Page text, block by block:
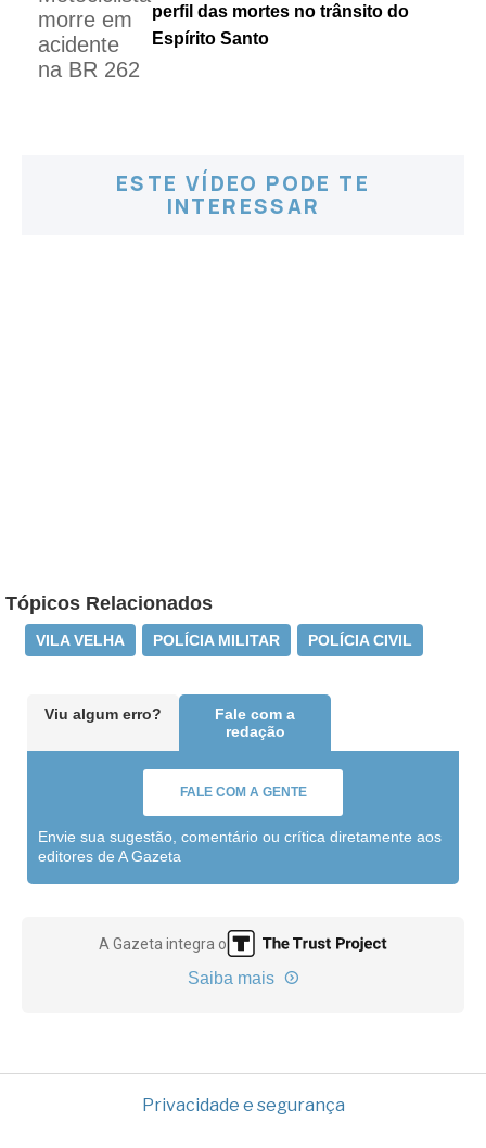
perfil das mortes no trânsito do
Espírito Santo
ESTE VÍDEO PODE TE
INTERESSAR
Tópicos Relacionados
VILA VELHA POLÍCIA MILITAR POLÍCIA CIVIL
Viu algum erro?
Fale com a
redação
FALE COM A GENTE
Envie sua sugestão, comentário ou crítica diretamente aos
editores de A Gazeta
A Gazeta integra o
Saiba mais
Privacidade e segurança